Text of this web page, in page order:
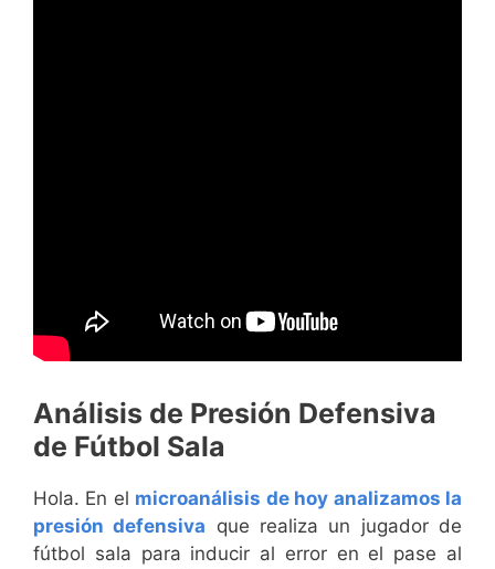
Análisis de Presión Defensiva
de Fútbol Sala
Hola. En el microanálisis de hoy analizamos la
presión defensiva que realiza un jugador de
fútbol sala para inducir al error en el pase al